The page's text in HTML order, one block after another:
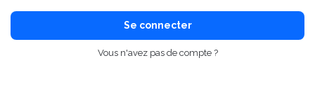
Se connecter
Vous n'avez pas de compte ?